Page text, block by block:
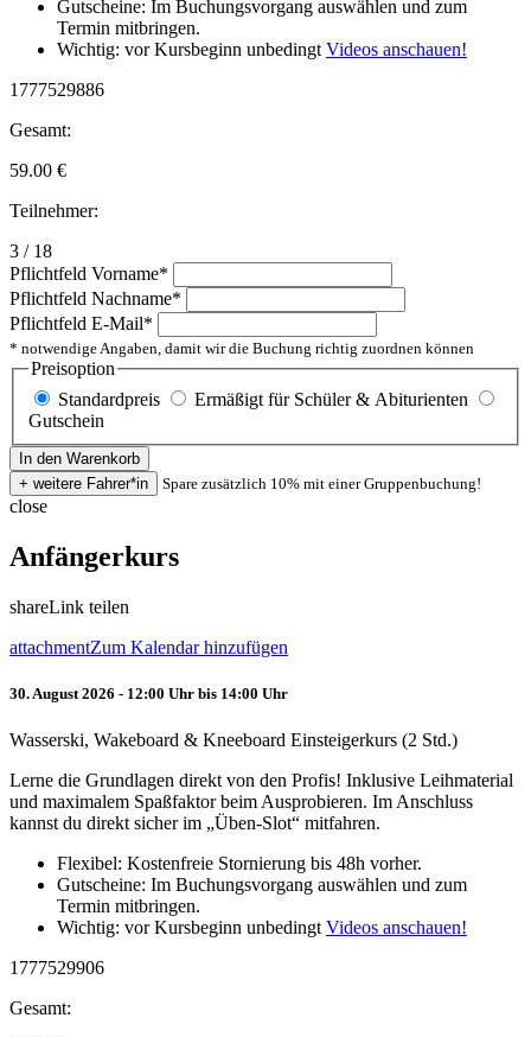
Gutscheine: Im Buchungsvorgang auswählen und zum
Termin mitbringen.
Wichtig: vor Kursbeginn unbedingtVideos anschauen!
1777529886
Gesamt:
59.00 €
Teilnehmer:
3 / 18
Pflichtfeld Vorname*
Pflichtfeld Nachname*
Pflichtfeld E-Mail*
* notwendige Angaben, damit wir die Buchung richtig zuordnen können
Preisoption
Standardpreis
Ermäßigt für Schüler & Abiturienten
Gutschein
Spare zusätzlich 10% mit einer Gruppenbuchung!
close
Anfängerkurs
shareLink teilen
attachmentZum Kalendar hinzufügen
30. August 2026 - 12:00 Uhr bis 14:00 Uhr
Wasserski, Wakeboard & Kneeboard Einsteigerkurs (2 Std.)
Lerne die Grundlagen direkt von den Profis! Inklusive Leihmaterial
und maximalem Spaßfaktor beim Ausprobieren. Im Anschluss
kannst du direkt sicher im „Üben-Slot“ mitfahren.
Flexibel: Kostenfreie Stornierung bis 48h vorher.
Gutscheine: Im Buchungsvorgang auswählen und zum
Termin mitbringen.
Wichtig: vor Kursbeginn unbedingt Videos anschauen!
1777529906
Gesamt: